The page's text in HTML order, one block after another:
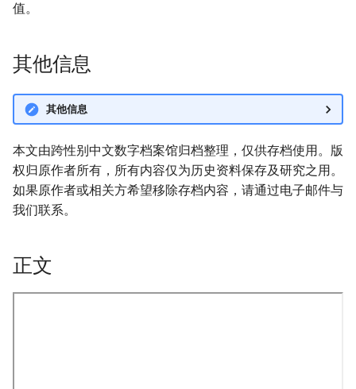
值。
其他信息
其他信息
本文由跨性别中文数字档案馆归档整理，仅供存档使用。版
权归原作者所有，所有内容仅为历史资料保存及研究之用。
如果原作者或相关方希望移除存档内容，请通过电子邮件与
我们联系。
正文